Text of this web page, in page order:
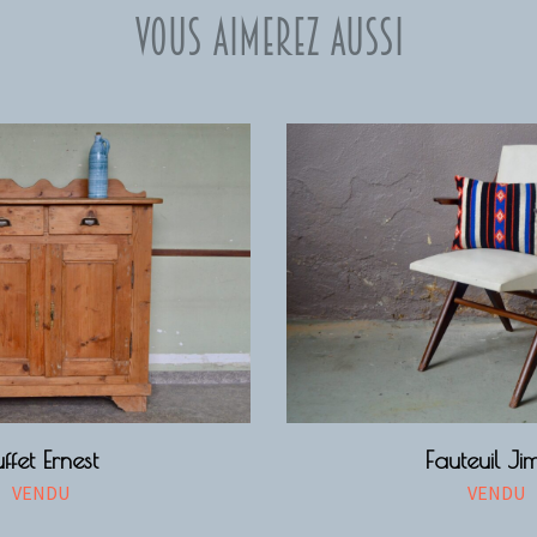
Vous aimerez aussi
Ernest
VENDU
Fauteuil
VENDU